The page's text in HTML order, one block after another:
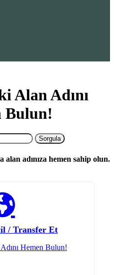
Alan Adını
Bulun!
adınıza hemen sahip olun.
/ Transfer Et
Hemen Bulun!